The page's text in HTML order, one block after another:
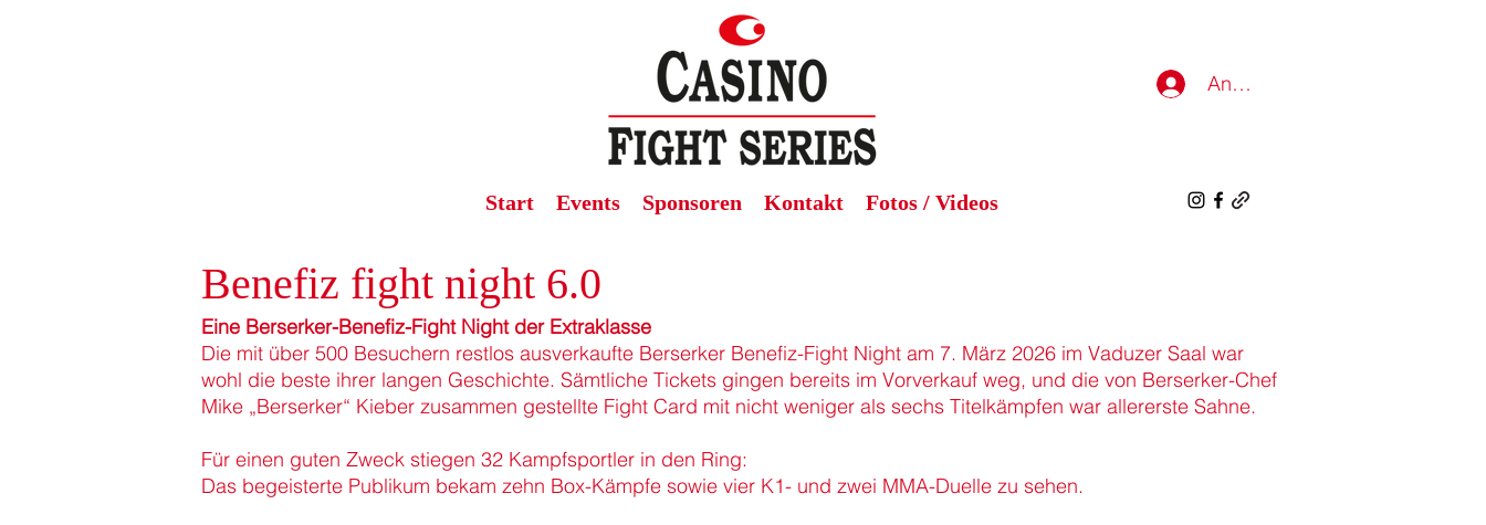
Anmelden
Start Events Sponsoren Kontakt Fotos / Videos
Benefiz fight night 6.0
Eine Berserker-Benefiz-Fight Night der Extraklasse
Die mit über 500 Besuchern restlos ausverkaufte Berserker Benefiz-Fight Night am 7. März 2026 im Vaduzer Saal war
wohl die beste ihrer langen Geschichte. Sämtliche Tickets gingen bereits im Vorverkauf weg, und die von Berserker-Chef
Mike „Berserker“ Kieber zusammen gestellte Fight Card mit nicht weniger als sechs Titelkämpfen war allererste Sahne.
Für einen guten Zweck stiegen 32 Kampfsportler in den Ring:
Das begeisterte Publikum bekam zehn Box-Kämpfe sowie vier K1- und zwei MMA-Duelle zu sehen.